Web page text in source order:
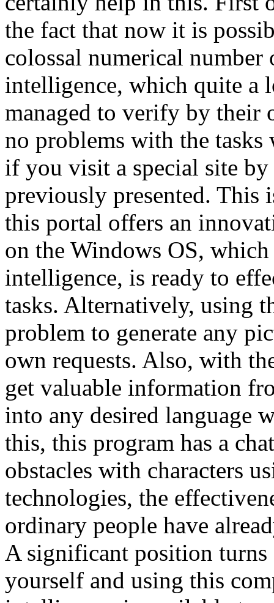
the fact that now it is
colossal numerical
intelligence, which quite a
managed to verify by their
no problems with the
if you visit a special site
previously presented. This
this portal offers an
on the Windows OS,
intelligence, is ready to
tasks. Alternatively, using
problem to generate any
own requests. Also, with
get valuable information
into any desired language
this, this program has a
obstacles with characters
technologies, the
ordinary people have
A significant position
yourself and using this